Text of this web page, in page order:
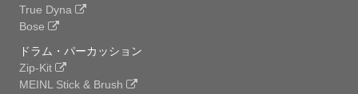
True Dyna
Bose
ドラム・パーカッション
Zip-Kit
MEINL Stick & Brush